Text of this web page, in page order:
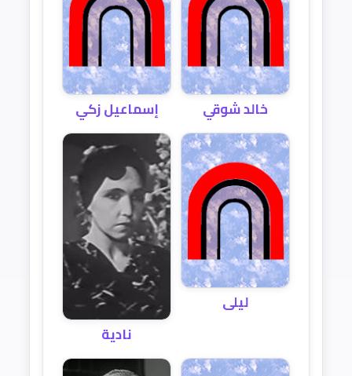
خالد شوقي إسماعيل زكي
ليلى
نادية